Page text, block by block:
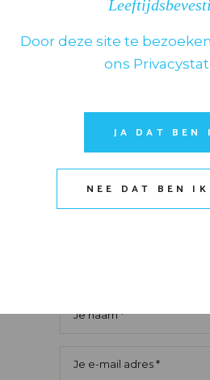
Door deze site te
ons
JA DAT BEN
NEE DAT BEN
gemarkeerd met
Kies het aantal